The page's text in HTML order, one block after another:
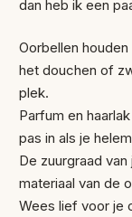
dan heb ik een
Oorbellen
het douchen of
plek.
Parfum en
pas in als je
De zuurgraad
materiaal van de
Wees lief voor je